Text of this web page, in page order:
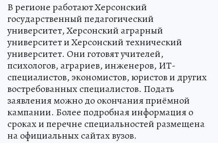
В регионе работают Херсонский
государственный педагогический
университет, Херсонский аграрный
университет и Херсонский технический
университет. Они готовят учителей,
психологов, аграриев, инженеров, ИТ-
специалистов, экономистов, юристов и других
востребованных специалистов. Подать
заявления можно до окончания приёмной
кампании. Более подробная информация о
сроках и перечне специальностей размещена
на официальных сайтах вузов.